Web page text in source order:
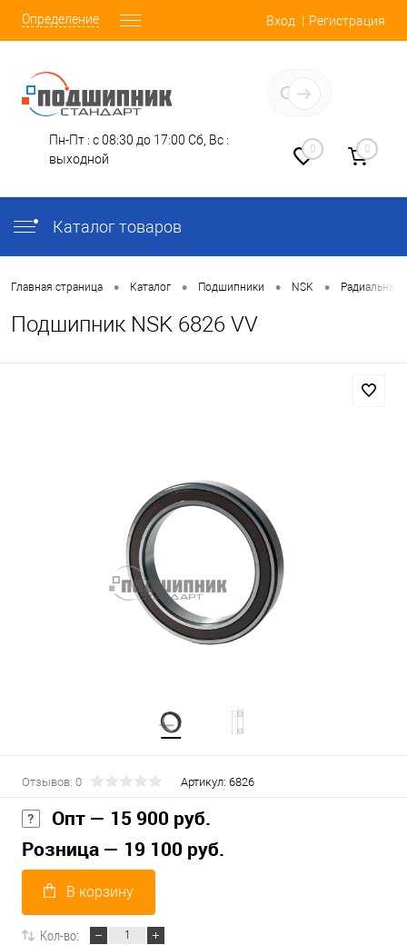
Определение Вход Регистрация
Пн-Пт : с 08:30 до 17:00 Сб, Вс :
выходной
0 0
Каталог товаров
Главная страница • Каталог • Подшипники • NSK •
Подшипник NSK 6826 VV
Отзывов: 0 Артикул: 6826
Опт — 15 900 руб.
Розница — 19 100 руб.
В корзину
Кол-во: